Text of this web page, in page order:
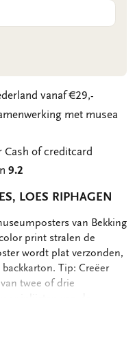
vanaf €29,-
met musea
Cash of creditcard
9.2
LOES RIPHAGEN
van Bekking
print stralen de
wordt plat verzonden,
Tip: Creëer
twee of drie
inlijsten van de
kleur om eenheid te
papier Mat-